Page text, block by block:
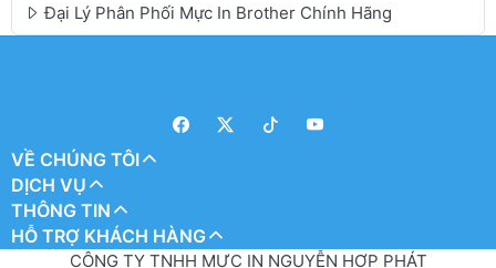
Đại Lý Phân Phối Mực In Brother Chính Hãng
VỀ CHÚNG TÔI
DỊCH VỤ
THÔNG TIN
HỖ TRỢ KHÁCH HÀNG
CÔNG TY TNHH MỰC IN NGUYỄN HỢP PHÁT